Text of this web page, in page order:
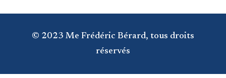
© 2023 Me Frédéric Bérard, tous droits
réservés